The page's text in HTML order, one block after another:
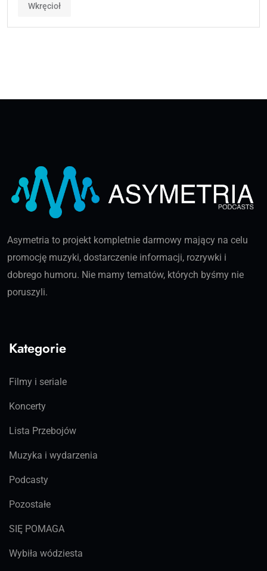
Wkręcioł
Asymetria to projekt kompletnie darmowy mający na celu
promocję muzyki, dostarczenie informacji, rozrywki i
dobrego humoru. Nie mamy tematów, których byśmy nie
poruszyli.
Kategorie
Filmy i seriale
Koncerty
Lista Przebojów
Muzyka i wydarzenia
Podcasty
Pozostałe
SIĘ POMAGA
Wybiła wódziesta